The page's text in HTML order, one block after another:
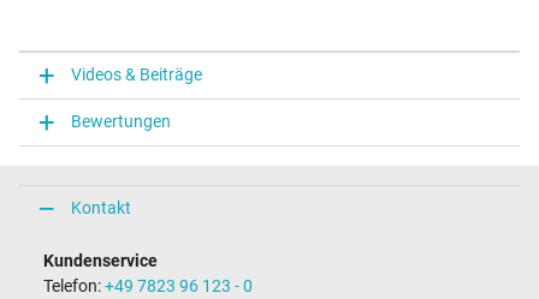
Videos & Beiträge
Bewertungen
Kontakt
Kundenservice
Telefon:+49 7823 96 123 - 0